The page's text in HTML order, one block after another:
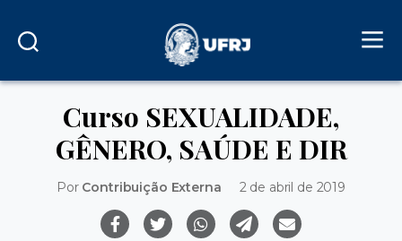
Curso SEXUALIDADE,
GÊNERO, SAÚDE E DIR
Por Contribuição Externa 2 de abril de 2019